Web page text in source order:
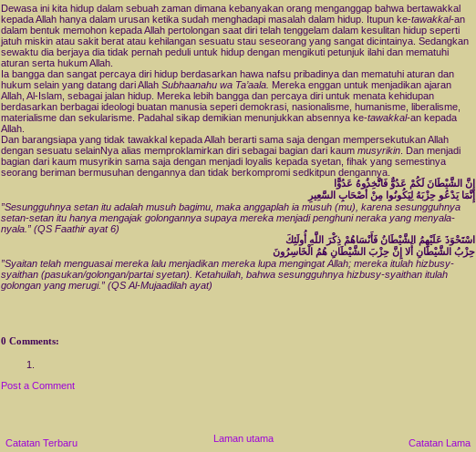
Dewasa ini kita hidup dalam sebuah zaman dimana kebanyakan orang menganggap bahwa bertawakkal
kepada Allah hanya dalam urusan ketika sudah menghadapi masalah dalam hidup. Itupun ke-tawakkal-an
dalam bentuk memohon kepada Allah pertolongan saat diri telah tenggelam dalam kesulitan hidup seperti
jatuh miskin atau sakit berat atau kehilangan sesuatu stau seseorang yang sangat dicintainya. Sedangkan
sewaktu dia berjaya dia tidak pernah peduli untuk hidup dengan mengikuti petunjuk ilahi dan mematuhi
aturan serta hukum Allah.
Ia bangga dan sangat percaya diri hidup berdasarkan hawa nafsu pribadinya dan mematuhi aturan dan
hukum selain yang datang dari Allah Subhaanahu wa Ta’aala. Mereka enggan untuk menjadikan ajaran
Allah, Al-Islam, sebagai jalan hidup. Mereka lebih bangga dan percaya diri untuk menata kehidupan
berdasarkan berbagai ideologi buatan manusia seperi demokrasi, nasionalisme, humanisme, liberalisme,
materialisme dan sekularisme. Padahal sikap demikian menunjukkan absennya ke-tawakkal-an kepada
Allah.
Dan barangsiapa yang tidak tawakkal kepada Allah berarti sama saja dengan mempersekutukan Allah
dengan sesuatu selainNya alias memproklamirkan diri sebagai bagian dari kaum musyrikin . Dan menjadi
bagian dari kaum musyrikin sama saja dengan menjadi loyalis kepada syetan, fihak yang semestinya
seorang beriman bermusuhan dengannya dan tidak berkompromi sedkitpun dengannya.
إِنَّ الشَّيْطَانَ لَكُمْ عَدُوٌّ فَاتَّخِذُوهُ عَدُوًّا
إِنَّمَا يَدْعُو حِزْبَهُ لِيَكُونُوا مِنْ أَصْحَابِ السَّعِيرِ
”Sesungguhnya setan itu adalah musuh bagimu, maka anggaplah ia musuh (mu), karena sesungguhnya
setan-setan itu hanya mengajak golongannya supaya mereka menjadi penghuni neraka yang menyala-
nyala.” (QS Faathir ayat 6)
اسْتَحْوَذَ عَلَيْهِمُ الشَّيْطَانُ فَأَنْسَاهُمْ ذِكْرَ اللَّهِ أُولَئِكَ
حِزْبُ الشَّيْطَانِ أَلا إِنَّ حِزْبَ الشَّيْطَانِ هُمُ الْخَاسِرُونَ
”Syaitan telah menguasai mereka lalu menjadikan mereka lupa mengingat Allah; mereka itulah hizbusy-
syaithan (pasukan/golongan/partai syetan). Ketahuilah, bahwa sesungguhnya hizbusy-syaithan itulah
golongan yang merugi.” (QS Al-Mujaadilah ayat)
0 Comments:
Post a Comment
Catatan Terbaru Catatan Lama
Laman utama